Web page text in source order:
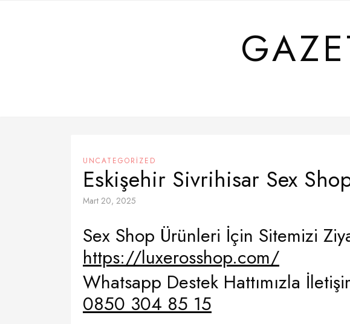
UNCATEGORIZED
Eskişehir Sivrihisar Sex
Mart 20, 2025
Sex Shop Ürünleri İçin Sitemizi
https://luxerosshop.com/
Whatsapp Destek Hattımızla
0850 304 85 15